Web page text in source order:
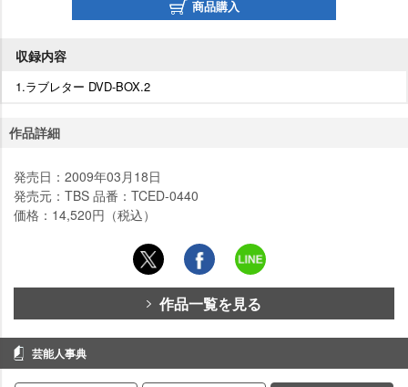
商品購入
収録内容
1.ラブレター DVD-BOX.2
作品詳細
発売日：2009年03月18日
発売元：TBS 品番：TCED-0440
価格：14,520円（税込）
作品一覧を見る
芸能人事典